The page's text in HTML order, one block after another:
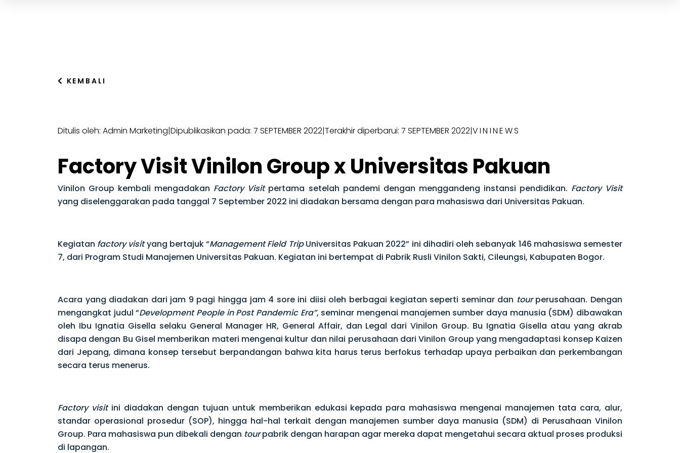
KEMBALI
Ditulis oleh: Admin Marketing|Dipublikasikan pada: 7 SEPTEMBER 2022|Terakhir diperbarui: 7 SEPTEMBER 2022|VININEWS
Factory Visit Vinilon Group x Universitas Pakuan
Vinilon Group kembali mengadakan Factory Visit pertama setelah pandemi dengan menggandeng instansi pendidikan. Factory Visit
yang diselenggarakan pada tanggal 7 September 2022 ini diadakan bersama dengan para mahasiswa dari Universitas Pakuan.
Kegiatan factory visityang bertajuk “Management Field TripUniversitas Pakuan 2022” ini dihadiri oleh sebanyak 146 mahasiswa semester
7, dari Program Studi Manajemen Universitas Pakuan. Kegiatan ini bertempat di Pabrik Rusli Vinilon Sakti, Cileungsi, Kabupaten Bogor.
Acara yang diadakan dari jam 9 pagi hingga jam 4 sore ini diisi oleh berbagai kegiatan seperti seminar dan tourperusahaan. Dengan
mengangkat judul “Development People in Post Pandemic Era”, seminar mengenai manajemen sumber daya manusia (SDM) dibawakan
oleh Ibu Ignatia Gisella selaku General Manager HR, General Affair, dan Legal dari Vinilon Group. Bu Ignatia Gisella atau yang akrab
disapa dengan Bu Gisel memberikan materi mengenai kultur dan nilai perusahaan dari Vinilon Group yang mengadaptasi konsep Kaizen
dari Jepang, dimana konsep tersebut berpandangan bahwa kita harus terus berfokus terhadap upaya perbaikan dan perkembangan
secara terus menerus.
Factory visit ini diadakan dengan tujuan untuk memberikan edukasi kepada para mahasiswa mengenai manajemen tata cara, alur,
standar operasional prosedur (SOP), hingga hal-hal terkait dengan manajemen sumber daya manusia (SDM) di Perusahaan Vinilon
Group. Para mahasiswa pun dibekali dengan tourpabrik dengan harapan agar mereka dapat mengetahui secara aktual proses produksi
di lapangan.